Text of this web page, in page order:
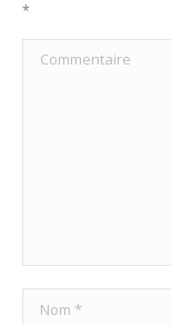
*
Commentaire
Nom *